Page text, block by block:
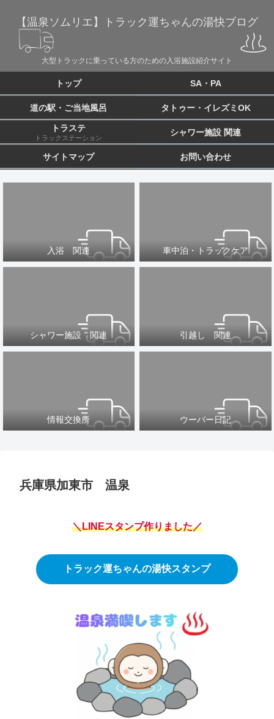
【温泉ソムリエ】トラック運ちゃんの湯快ブログ
大型トラックに乗っている方のための入浴施設紹介サイト
トップ SA・PA
道の駅・ご当地風呂 タトゥー・イレズミOK
トラステ
トラックステーション
シャワー施設 関連
サイトマップ お問い合わせ
入浴 関連 車中泊・トラックケア
シャワー施設 関連 引越し 関連
情報交換所 ウーバー日記
兵庫県加東市 温泉
＼LINEスタンプ作りました／
トラック運ちゃんの湯快スタンプ